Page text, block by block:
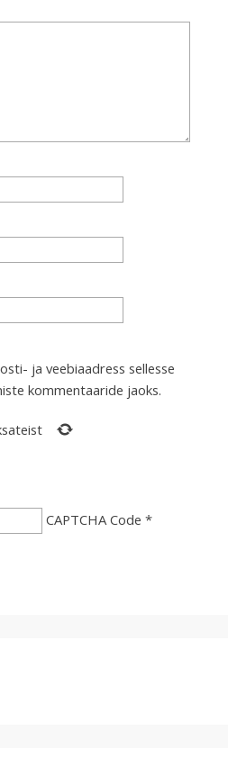
ja veebiaadress sellesse
kommentaaride jaoks.
CAPTCHA Code *